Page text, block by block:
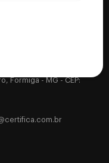
Formiga - MG - CEP: